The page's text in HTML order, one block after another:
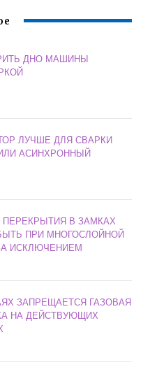
ДНО МАШИНЫ
ЛУЧШЕ ДЛЯ СВАРКИ
АСИНХРОННЫЙ
В ЗАМКАХ
ПРИ МНОГОСЛОЙНОЙ
ИСКЛЮЧЕНИЕМ
ЗАПРЕЩАЕТСЯ ГАЗОВАЯ
НА ДЕЙСТВУЮЩИХ